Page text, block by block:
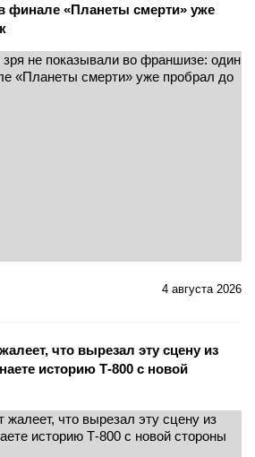
финале «Планеты смерти» уже
4 августа 2026
что вырезал эту сцену из
историю Т-800 с новой